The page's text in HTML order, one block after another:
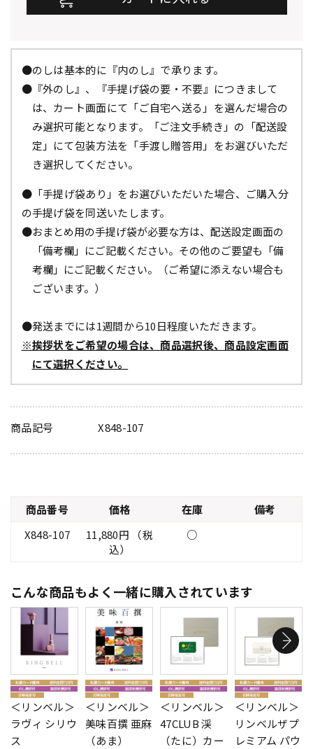
●のしは基本的に『内のし』で承ります。
●『外のし』、『手提げ袋の要・不要』につきまして
は、カート画面にて「ご自宅へ送る」を選んだ場合の
み選択可能となります。「ご注文手続き」の「配送設
定」にて包装方法を「手渡し贈答用」をお選びいただ
き選択してください。
●「手提げ袋あり」をお選びいただいた場合、ご購入分
の手提げ袋を同送いたします。
●おまとめ用の手提げ袋が必要な方は、配送設定画面の
「備考欄」にご記載ください。その他のご要望も「備
考欄」にご記載ください。（ご希望に添えない場合も
ございます。）
●発送までには1週間から10日程度いただきます。
※挨拶状をご希望の場合は、商品選択後、商品設定画面
にて選択ください。
商品記号 X848-107
商品番号 価格 在庫
備考
X848-107
11,880円 （税
込）
○
こんな商品もよく一緒に購入されています
＜リンベル＞
ラヴィ シリウ
ス
＜リンベル＞
美味百撰 亜麻
（あま）
＜リンベル＞
47CLUB 渓
（たに）カー
＜リンベル＞
リンベルザプ
レミアム パウ